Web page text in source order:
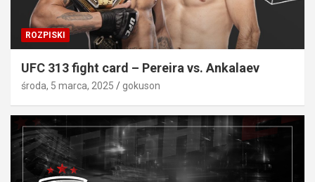
ROZPISKI
UFC 313 fight card – Pereira vs. Ankalaev
środa, 5 marca, 2025 gokuson